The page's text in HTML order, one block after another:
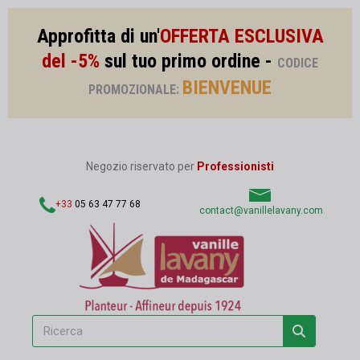
Approfitta di un'OFFERTA ESCLUSIVA
del -5% sul tuo primo ordine - CODICE
PROMOZIONALE: BIENVENUE
Negozio riservato per Professionisti
+33 05 63 47 77 68
contact@vanillelavany.com